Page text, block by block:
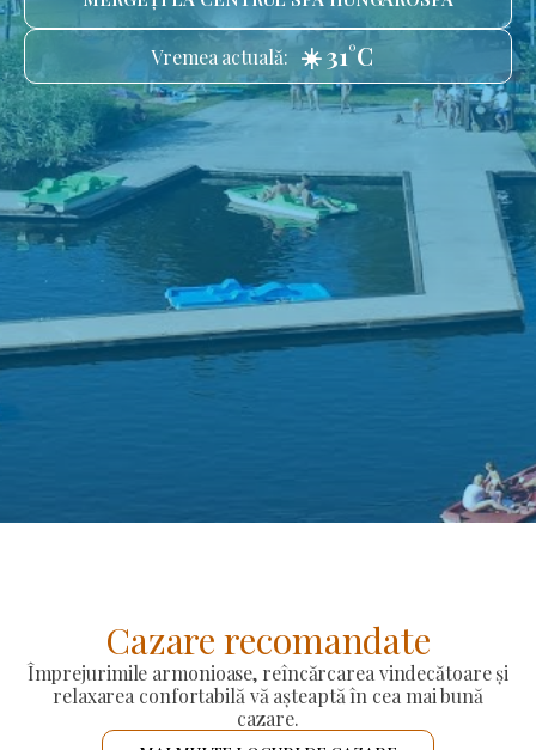
Vremea actuală: ☀️ 31°C
Cazare recomandate
Împrejurimile armonioase, reîncărcarea vindecătoare și
relaxarea confortabilă vă așteaptă în cea mai bună
cazare.